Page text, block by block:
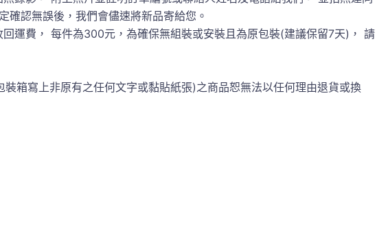
認無誤後，我們會儘速將新品寄給您。
運費， 每件為300元，為確保無組裝或安裝且為原包裝(建議保留7天)， 請
箱寫上非原有之任何文字或黏貼紙張)之商品恕無法以任何理由退貨或換